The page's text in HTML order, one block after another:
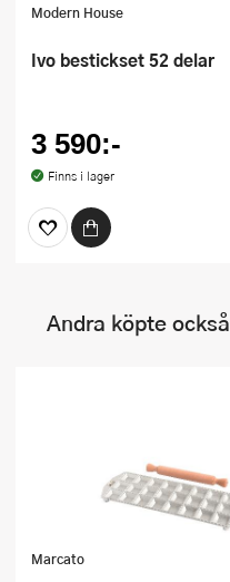
Modern House
Ivo bestickset 52 delar
3 590:-
Finns i lager
Andra köpte också
Marcato